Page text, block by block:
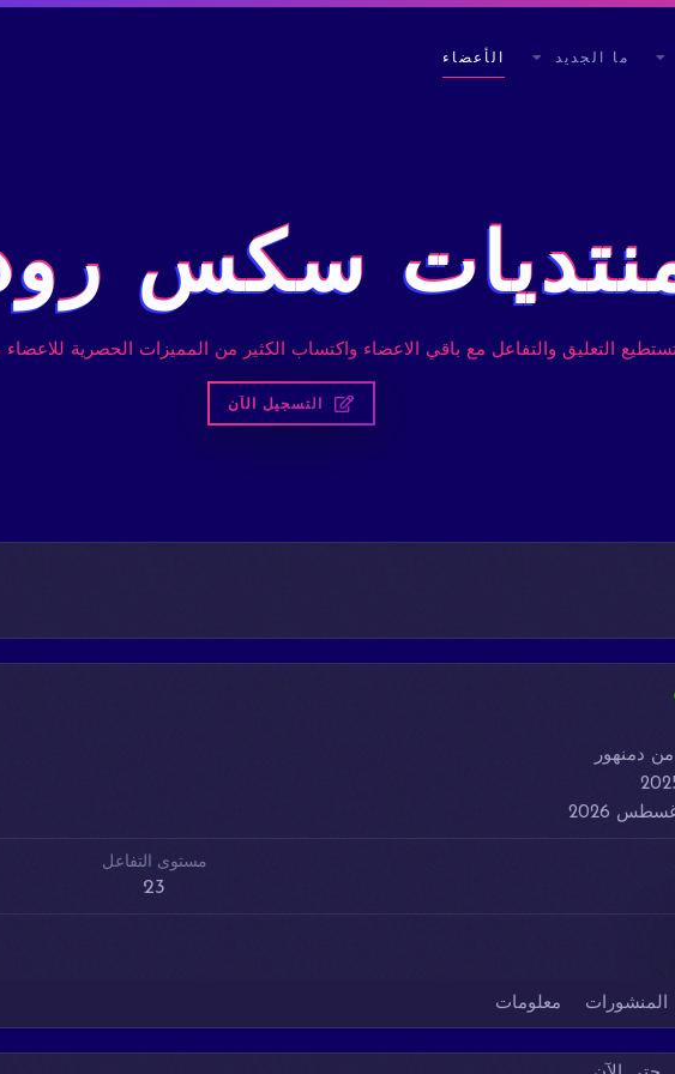
ما الجديد الأعضاء
سكس
التعليق والتفاعل مع باقي الاعضاء واكتساب الكثير من المميزات الحصرية للاعضاء
التسجيل الآن
من دمنهور
مستوى التفاعل
23
المنشورات معلومات